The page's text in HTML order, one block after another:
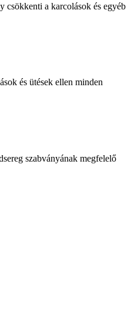
csökkenti a karcolások és egyéb
és ütések ellen minden
szabványának megfelelő